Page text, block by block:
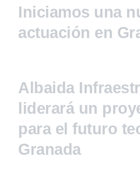
Iniciamos una
actuación en
Albaida
liderará un
para el futuro
Granada